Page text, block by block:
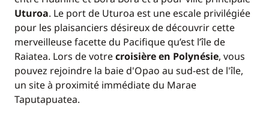
Uturoa. Le port de Uturoa est une escale privilégiée
pour les plaisanciers désireux de découvrir cette
merveilleuse facette du Pacifique qu’est l’île de
Raiatea. Lors de votrecroisière en Polynésie, vous
pouvez rejoindre la baie d'Opao au sud-est de l'île,
un site à proximité immédiate du Marae
Taputapuatea.